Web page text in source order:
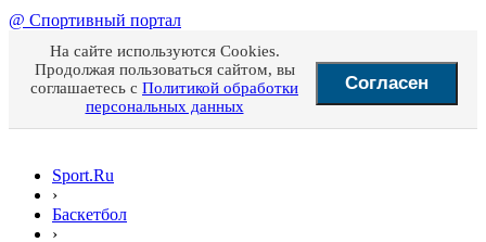
@ Спортивный портал
На сайте используются Cookies.
Продолжая пользоваться сайтом, вы
соглашаетесь с Политикой обработки
персональных данных
Согласен
Sport.Ru
›
Баскетбол
›